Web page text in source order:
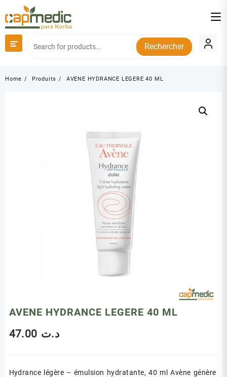
to
content
Rechercher
Home Produits AVENE HYDRANCE LEGERE 40 ML
AVENE HYDRANCE LEGERE 40 ML
د.ت
Hydrance légère – émulsion hydratante, 40 ml Avène génère